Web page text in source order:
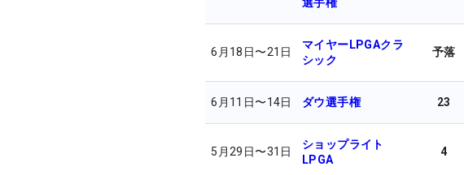
6月18日〜21日
マイヤーLPGAクラ
シック
予落
6月11日〜14日 ダウ選手権 23
5月29日〜31日
ショップライト
LPGA
4